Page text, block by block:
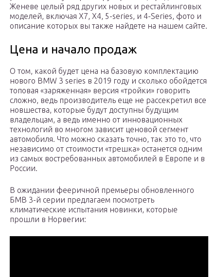
Женеве целый ряд других новых и рестайлинговых
моделей, включая X7, X4, 5-series, и 4-Series, фото и
описание которых вы также найдете на нашем сайте.
Цена и начало продаж
О том, какой будет цена на базовую комплектацию
нового BMW 3 series в 2019 году и сколько обойдется
топовая «заряженная» версия «тройки» говорить
сложно, ведь производитель еще не рассекретил все
новшества, которые будут доступны будущим
владельцам, а ведь именно от инновационных
технологий во многом зависит ценовой сегмент
автомобиля. Что можно сказать точно, так это то, что
независимо от стоимости «трешка» останется одним
из самых востребованных автомобилей в Европе и в
России.
В ожидании фееричной премьеры обновленного
БМВ 3-й серии предлагаем посмотреть
климатические испытания новинки, которые
прошли в Норвегии: